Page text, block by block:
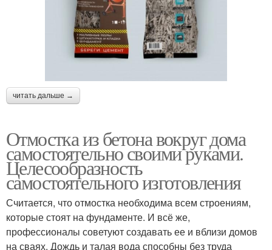
читать дальше →
Отмостка из бетона вокруг дома
самостоятельно своими руками.
Целесообразность
самостоятельного изготовления
Считается, что отмостка необходима всем строениям,
которые стоят на фундаменте. И всё же,
профессионалы советуют создавать ее и вблизи домов
на сваях. Дождь и талая вода способны без труда